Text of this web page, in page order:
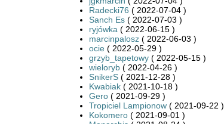
Radecki76 ( 2022-07-04 )
Sanch Es ( 2022-07-03 )
ryjówka ( 2022-06-15 )
marcinpalosz( 2022-06-03 )
ocie( 2022-05-29 )
grzyb_tapetowy( 2022-05-15 )
wieloryb( 2022-04-26 )
SnikerS( 2021-12-28 )
Kwabiak( 2021-10-18 )
Gero( 2021-09-29 )
Tropiciel Lampionow( 2021-09-22 )
Kokomero( 2021-09-01 )